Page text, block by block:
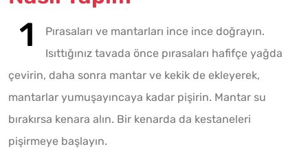
Pırasaları ve mantarları ince ince doğrayın.
Isıttığınız tavada önce pırasaları hafifçe yağda
çevirin, daha sonra mantar ve kekik de ekleyerek,
mantarlar yumuşayıncaya kadar pişirin. Mantar su
bırakırsa kenara alın. Bir kenarda da kestaneleri
pişirmeye başlayın.